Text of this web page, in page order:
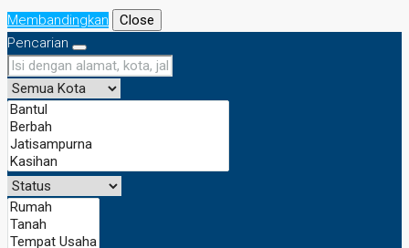
Membandingkan
Close
Pencarian